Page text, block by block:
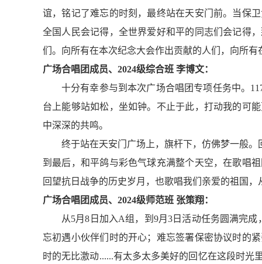
谊，铭记了难忘的时刻，最终站在天安门前。当保
全国人民会记得，全世界爱好和平的同志们会记得
们。向所有在本次纪念大会作出贡献的人们，向所
广场合唱团成员、2024级综合班 李博文：
十分有幸参与到本次广场合唱团专项任务中。
台上能够站如松，坐如钟。不止于此，打动我的可
中深深的共鸣。
终于站在天安门广场上，旗杆下，仿佛梦一般
到最后，和平鸽与彩色气球充满整个天空，在歌唱
回望抗日战争的历史岁月，也歌唱我们亲爱的祖国，
广场合唱团成员、2024级师范班 张策翔：
从5月8日加入A组，到9月3日活动任务圆满完
忘初遇小伙伴们时的开心；难忘签署保密协议时的
时的无比激动......有太多太多美好的回忆在这段时